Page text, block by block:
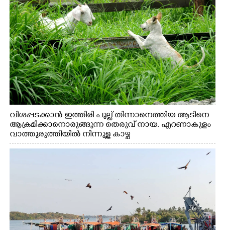
വിശപ്പടക്കാൻ ഇത്തിരി പുല്ല് തിന്നാനെത്തിയ ആടിനെ
ആക്രമിക്കാനൊരുങ്ങുന്ന തെരുവ് നായ. എറണാകുളം
വാത്തുരുത്തിയിൽ നിന്നുള്ള കാഴ്ച